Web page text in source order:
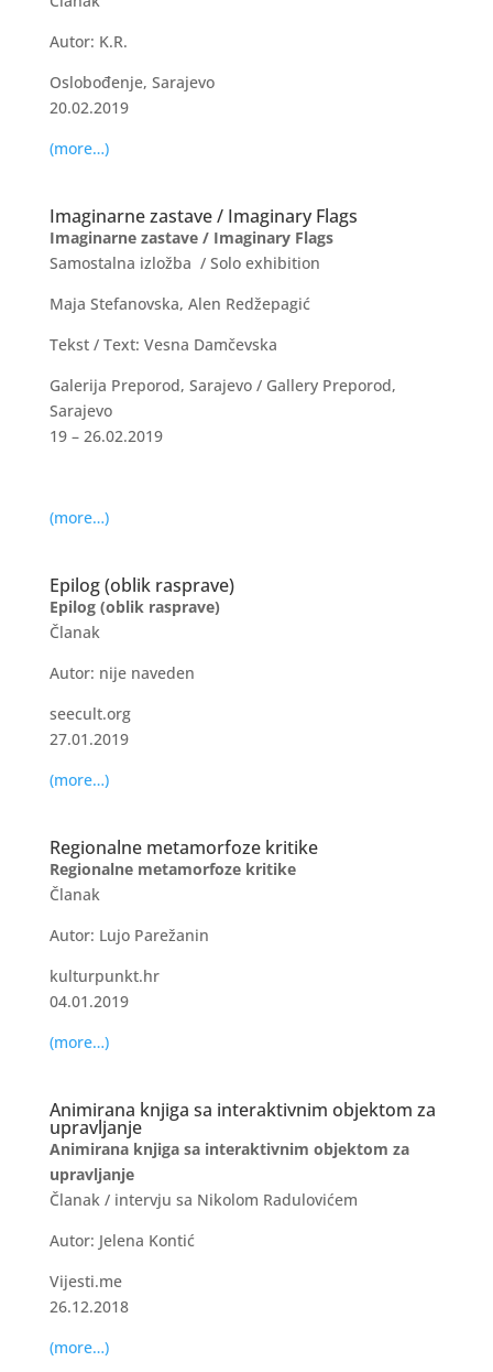
Autor: K.R.
Oslobođenje, Sarajevo
20.02.2019
(more…)
Imaginarne zastave / Imaginary Flags
Imaginarne zastave / Imaginary Flags
Samostalna izložba / Solo exhibition
Maja Stefanovska, Alen Redžepagić
Tekst / Text: Vesna Damčevska
Galerija Preporod, Sarajevo / Gallery Preporod,
Sarajevo
19 – 26.02.2019
(more…)
Epilog (oblik rasprave)
Epilog (oblik rasprave)
Članak
Autor: nije naveden
seecult.org
27.01.2019
(more…)
Regionalne metamorfoze kritike
Regionalne metamorfoze kritike
Članak
Autor: Lujo Parežanin
kulturpunkt.hr
04.01.2019
(more…)
Animirana knjiga sa interaktivnim objektom za
upravljanje
Animirana knjiga sa interaktivnim objektom za
upravljanje
Članak / intervju sa Nikolom Radulovićem
Autor: Jelena Kontić
Vijesti.me
26.12.2018
(more…)